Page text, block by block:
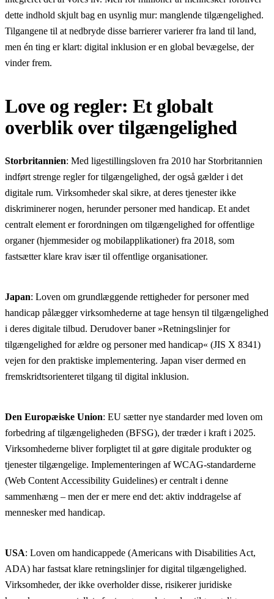
dette indhold skjult bag en usynlig mur: manglende tilgængelighed.
Tilgangene til at nedbryde disse barrierer varierer fra land til land,
men én ting er klart: digital inklusion er en global bevægelse, der
vinder frem.
Love og regler: Et globalt
overblik over tilgængelighed
Storbritannien: Med ligestillingsloven fra 2010 har Storbritannien
indført strenge regler for tilgængelighed, der også gælder i det
digitale rum. Virksomheder skal sikre, at deres tjenester ikke
diskriminerer nogen, herunder personer med handicap. Et andet
centralt element er forordningen om tilgængelighed for offentlige
organer (hjemmesider og mobilapplikationer) fra 2018, som
fastsætter klare krav især til offentlige organisationer.
Japan: Loven om grundlæggende rettigheder for personer med
handicap pålægger virksomhederne at tage hensyn til tilgængelighed
i deres digitale tilbud. Derudover baner »Retningslinjer for
tilgængelighed for ældre og personer med handicap« (JIS X 8341)
vejen for den praktiske implementering. Japan viser dermed en
fremskridtsorienteret tilgang til digital inklusion.
Den Europæiske Union: EU sætter nye standarder med loven om
forbedring af tilgængeligheden (BFSG), der træder i kraft i 2025.
Virksomhederne bliver forpligtet til at gøre digitale produkter og
tjenester tilgængelige. Implementeringen af WCAG-standarderne
(Web Content Accessibility Guidelines) er centralt i denne
sammenhæng – men der er mere end det: aktiv inddragelse af
mennesker med handicap.
USA: Loven om handicappede (Americans with Disabilities Act,
ADA) har fastsat klare retningslinjer for digital tilgængelighed.
Virksomheder, der ikke overholder disse, risikerer juridiske